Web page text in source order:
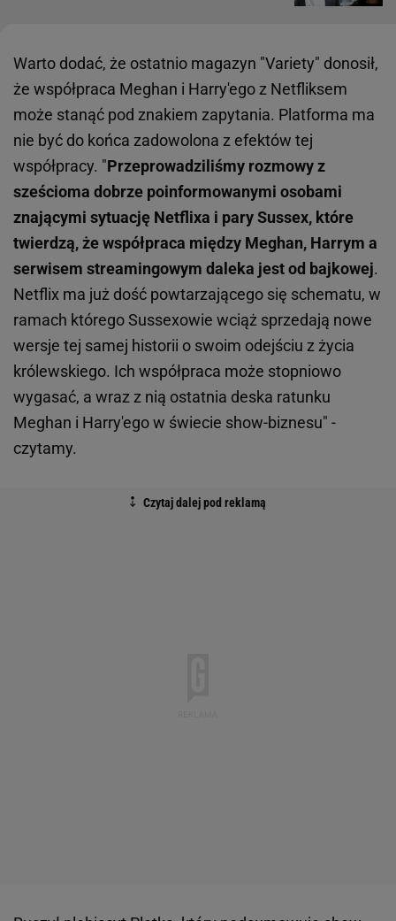
Warto dodać, że ostatnio magazyn "Variety" donosił,
że współpraca Meghan i Harry'ego z Netfliksem
może stanąć pod znakiem zapytania. Platforma ma
nie być do końca zadowolona z efektów tej
współpracy. "Przeprowadziliśmy rozmowy z
sześcioma dobrze poinformowanymi osobami
znającymi sytuację Netflixa i pary Sussex, które
twierdzą, że współpraca między Meghan, Harrym a
serwisem streamingowym daleka jest od bajkowej.
Netflix ma już dość powtarzającego się schematu, w
ramach którego Sussexowie wciąż sprzedają nowe
wersje tej samej historii o swoim odejściu z życia
królewskiego. Ich współpraca może stopniowo
wygasać, a wraz z nią ostatnia deska ratunku
Meghan i Harry'ego w świecie show-biznesu" -
czytamy.